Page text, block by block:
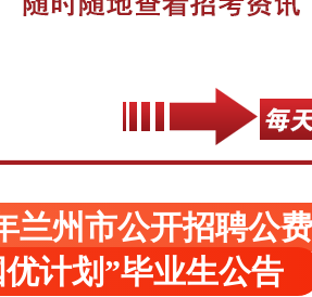
兰州市公开招聘公
计划”毕业生公告